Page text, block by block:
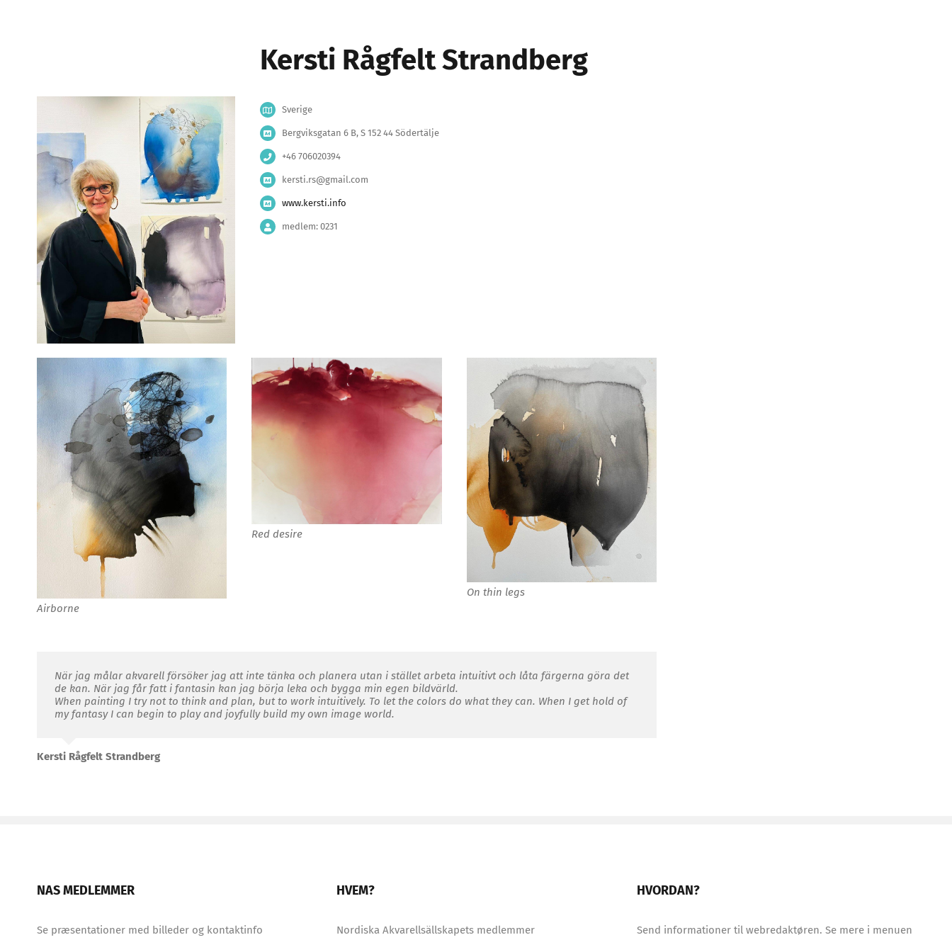
Kersti Rågfelt Strandberg
Sverige
Bergviksgatan 6 B, S 152 44 Södertälje
+46 706020394
kersti.rs@gmail.com
www.kersti.info
medlem: 0231
Airborne
Red desire
On thin legs
När jag målar akvarell försöker jag att inte tänka och planera utan i stället arbeta intuitivt och låta färgerna göra det
de kan. När jag får fatt i fantasin kan jag börja leka och bygga min egen bildvärld.
When painting I try not to think and plan, but to work intuitively. To let the colors do what they can. When I get hold of
my fantasy I can begin to play and joyfully build my own image world.
Kersti Rågfelt Strandberg
NAS MEDLEMMER
Se præsentationer med billeder og kontaktinfo
HVEM?
Nordiska Akvarellsällskapets medlemmer
HVORDAN?
Send informationer til webredaktøren. Se mere i menuen